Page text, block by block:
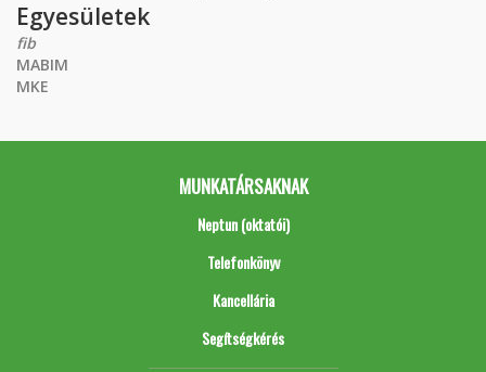
Egyesületek
fib
MABIM
MKE
MUNKATÁRSAKNAK
Neptun (oktatói)
Telefonkönyv
Kancellária
Segítségkérés